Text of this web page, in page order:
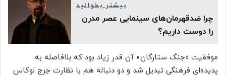
بیشتر بخوانید
چرا ضدقهرمان‌های سینمایی عصر مدرن
را دوست داریم؟
موفقیت «جنگ ستارگان» آن قدر زیاد بود که بلافاصله به
پدیده‌ای فرهنگی تبدیل شد و دو دنباله هم با نظارت جرج لوکاس